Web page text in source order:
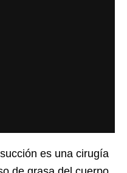
es una cirugía